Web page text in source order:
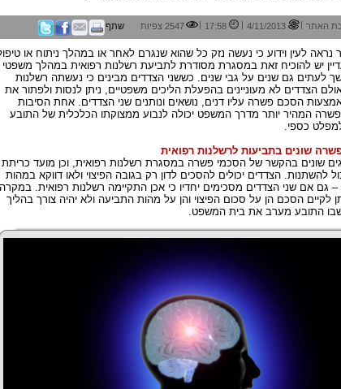
האתר |
4/11/2013
|
17:58
| 2547 צפיות שתף
נראה לעין וידוע כי נעשה נזק כל שהוא שנגרם לאחר או במהלך ניתוח או
יש להוכיח זאת במסגרת מסודרת לתביעת רשלנות רפואית במהלך משפטי
לעתים גם שנים על גבי שנים. כששני הצדדים מבינים כי נעשתה רשלנות
הצדדים לא מעוניינים בהפעלת הליכים משפטיים, ניתן לנסות ולפתור את
הסכם פשרה עליו דנים, נושאים ונותנים שני הצדדים. אחת הסיבות
המהיר יותר מדרך המשפט יכולה לנבוע ממצוקתו הכלכלית של התובע
כספי.
שונים בתביעות לרשלנות רפואית
שונים בהקשר של הסכמי פשרה במסגרת רשלנות רפואית, וכן מועד כריתת
להשתנות. הצדדים יכולים להסכים לדון רק בגובה הפיצוי ולאו דווקא במהות
גם אם שני הצדדים מסכימים יחדיו כי אכן התקיימה רשלנות רפואית. במקרה
לקיים הסכם הן על סכום הפיצוי והן על מהות התביעה ולא יהיה צורך בהליך
התובע מערב את בית המשפט.